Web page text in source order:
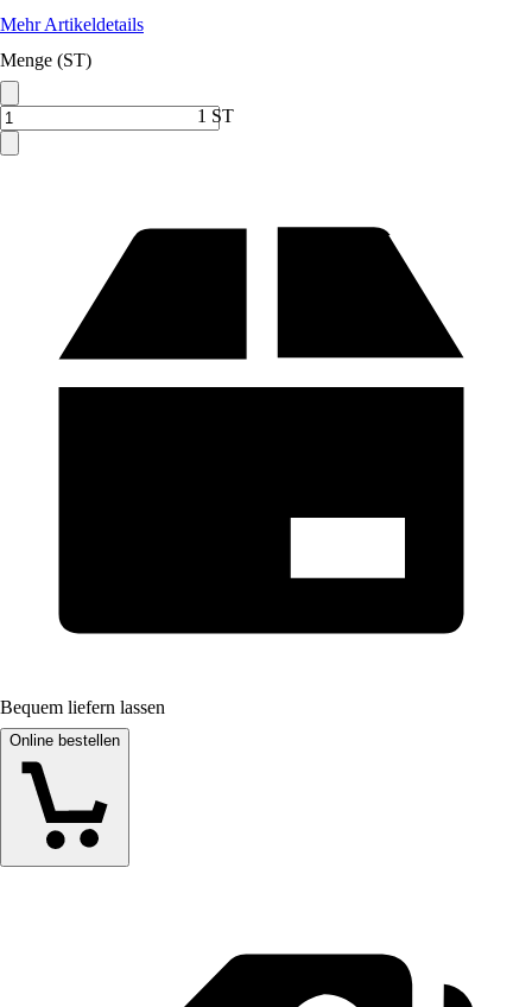
Mehr Artikeldetails
Menge (ST)
1 ST
Bequem liefern lassen
Online bestellen